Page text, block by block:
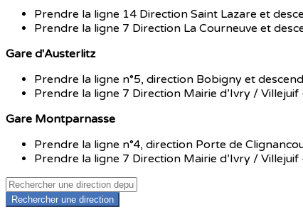
Prendre la ligne 14 Direction Saint Lazare et
Prendre la ligne 7 Direction La Courneuve et
Gare d'Austerlitz
Prendre la ligne n°5, direction Bobigny et
Prendre la ligne 7 Direction Mairie d’Ivry /
Gare Montparnasse
Prendre la ligne n°4, direction Porte de
Prendre la ligne 7 Direction Mairie d’Ivry /
Rechercher une direction